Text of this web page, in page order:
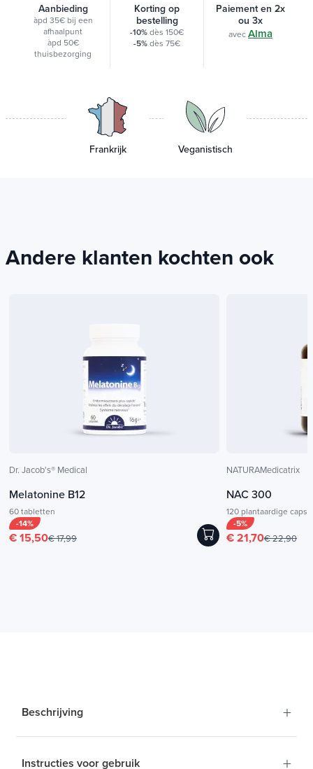
Aanbieding
àpd 35€ bij een
afhaalpunt
àpd 50€
thuisbezorging
Korting op
bestelling
-10%dès 150€
-5%dès 75€
Paiement en 2x
ou 3x
avec Alma
Frankrijk Veganistisch
Andere klanten kochten ook
Dr. Jacob's® Medical
Melatonine B12
60 tabletten
-14%
€ 15,50€ 17,99
NATURAMedicatrix
NAC 300
120 plantaardige
-5%
€ 21,70€ 22,90
Beschrijving +
radicalen en oxidatieve stress!
Instructies voor gebruik +